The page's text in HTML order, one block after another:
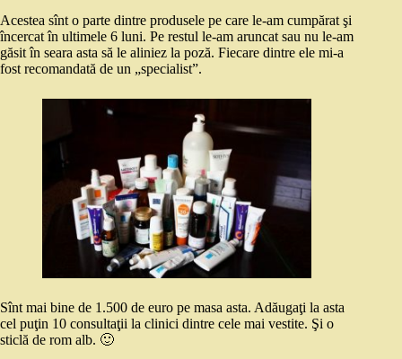
Acestea sînt o parte dintre produsele pe care le-am cumpărat şi
încercat în ultimele 6 luni. Pe restul le-am aruncat sau nu le-am
găsit în seara asta să le aliniez la poză. Fiecare dintre ele mi-a
fost recomandată de un „specialist”.
Sînt mai bine de 1.500 de euro pe masa asta. Adăugaţi la asta
cel puţin 10 consultaţii la clinici dintre cele mai vestite. Şi o
sticlă de rom alb. 🙂